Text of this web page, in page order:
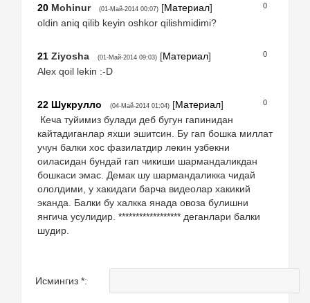
0
20 Mohinur (01-Май-2014 00:07) [Материал]
oldin aniq qilib keyin oshkor qilishmidimi?
0
21 Ziyosha (01-Май-2014 09:03) [Материал]
Alex qoil lekin :-D
0
22 Шукрулло (04-Май-2014 01:04) [Материал]
Кеча туйимиз булади деб бугун гапинидан
кайтадиганлар яхши эшитсин. Бу гап бошка миллат
учун балки хос фазилатдир лекин узбекни
оиласидан бундай гап чикиши шармандаликдан
бошкаси эмас. Демак шу шармандаликка чидай
ололдими, у хакидаги барча видеолар хакикий
эканда. Балки бу халкка янада овоза булишни
янгича усулидир. ****************** деганлари балки
шудир.
Исмингиз *: